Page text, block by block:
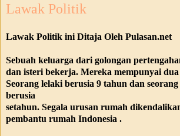
Lawak Politik
Lawak Politik ini Ditaja Oleh Pulasan.net
Sebuah keluarga dari golongan
dan isteri bekerja. Mereka mempunyai
Seorang lelaki berusia 9 tahun dan
berusia
setahun. Segala urusan rumah
pembantu rumah Indonesia .